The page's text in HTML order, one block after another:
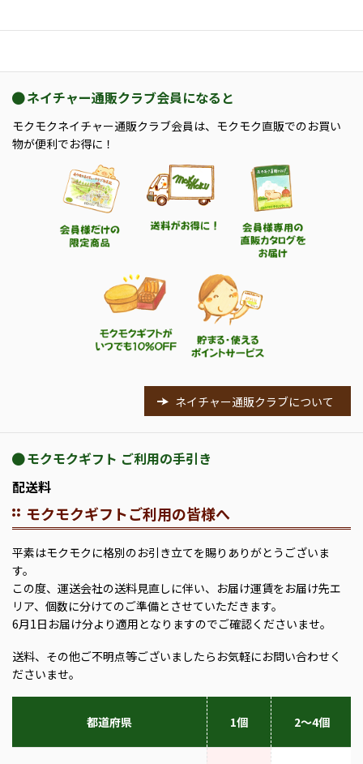
ネイチャー通販クラブ会員になると
モクモクネイチャー通販クラブ会員は、モクモク直販でのお買い
物が便利でお得に！
ネイチャー通販クラブについて
モクモクギフト ご利用の手引き
配送料
モクモクギフトご利用の皆様へ
平素はモクモクに格別のお引き立てを賜りありがとうございま
す。
この度、運送会社の送料見直しに伴い、お届け運賃をお届け先エ
リア、個数に分けてのご準備とさせていただきます。
6月1日お届け分より適用となりますのでご確認くださいませ。
送料、その他ご不明点等ございましたらお気軽にお問い合わせく
ださいませ。
都道府県 1個 2～4個